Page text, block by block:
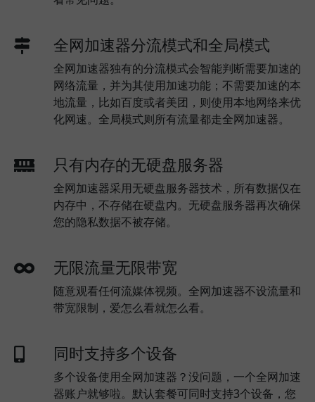
全网加速器分流模式和全局模式
全网加速器独有的分流模式会智能判断需要加速的
网络流量，并为其使用加速功能；不需要加速的本
地流量，比如百度或者美团，则使用本地网络来优
化网速。全局模式则所有流量都走全网加速器。
只有内存的无硬盘服务器
全网加速器采用无硬盘服务器技术，所有数据仅在
内存中，不存储在硬盘内。无硬盘服务器再次确保
您的隐私数据不被存储。
无限流量无限带宽
随意观看任何流媒体视频。全网加速器不设流量和
带宽限制，爱怎么看就怎么看。
同时支持多个设备
多个设备使用全网加速器？没问题，一个全网加速
器账户就够啦。默认套餐可同时支持3个设备，您